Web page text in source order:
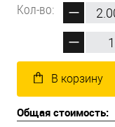
Кол-во:
В корзину
Общая стоимость: